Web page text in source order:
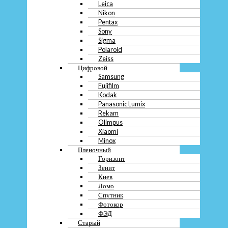
Leica
Nikon
Pentax
Sony
Sigma
Polaroid
Zeiss
Цифровой
Samsung
Fujifilm
Kodak
Panasonic Lumix
Rekam
Olimpus
Xiaomi
Minox
Пленочный
Горизонт
Зенит
Киев
Ломо
Спутник
Фотокор
ФЭД
Старый
О компании
Контакты
Вакансии
О компании
Контакты
Вакансии
Преимущества
Перечень услуг
Кредит